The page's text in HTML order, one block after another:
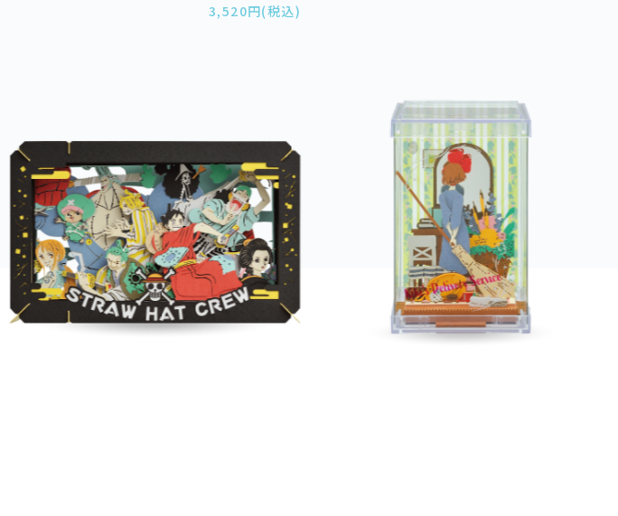
3,520円(税込)